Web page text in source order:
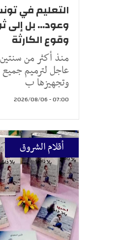
التعليم في
وعود... بل إلى
وقوع الكارثة
منذ أكثر من
عاجل لترميم
وتجهيزها ب
07:00 - 2026/08/06
أقلام الشروق